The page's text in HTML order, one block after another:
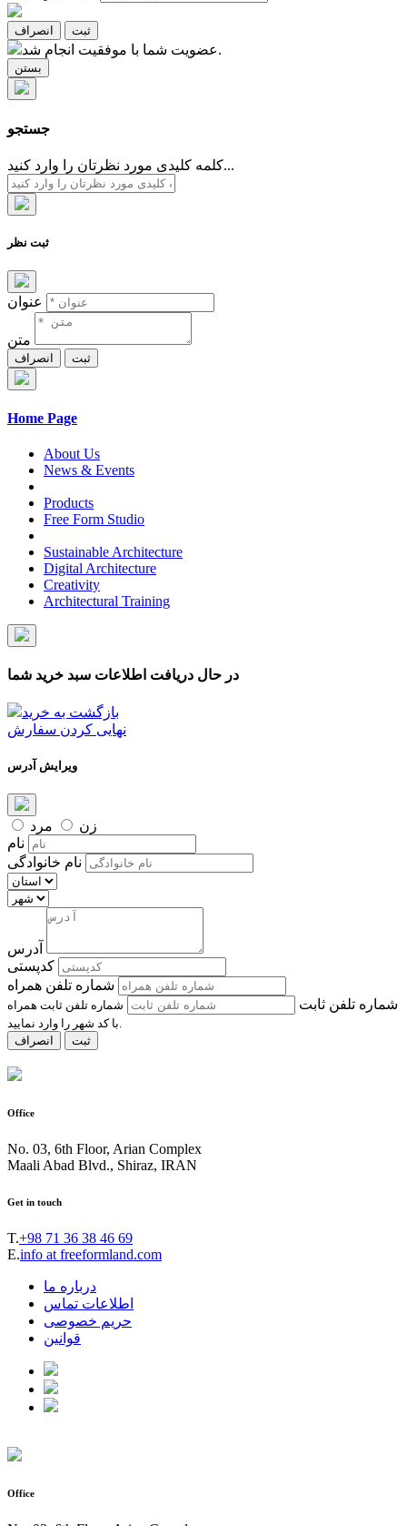
انصراف ثبت
عضویت شما با موفقیت انجام شد.
بستن
جستجو
کلمه کلیدی مورد نظرتان را وارد کنید...
ثبت نظر
عنوان
متن
انصراف ثبت
Home Page
About Us
News & Events
Products
Free Form Studio
Sustainable Architecture
Digital Architecture
Creativity
Architectural Training
در حال دریافت اطلاعات سبد خرید شما
بازگشت به خرید
نهایی کردن سفارش
ویرایش آدرس
زن
مرد
نام
نام خانوادگی
آدرس
کدپستی
شماره تلفن همراه
شماره تلفن ثابت
شماره تلفن ثابت همراه
انصراف
ثبت
Office
No. 03, 6th Floor, Arian Complex
Maali Abad Blvd., Shiraz, IRAN
Get in touch
T.+98 71 36 38 46 69
E.info at freeformland.com
درباره ما
اطلاعات تماس
حریم خصوصی
قوانین
Office